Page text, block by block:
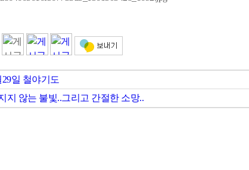
29일 철야기도
지 않는 불빛..그리고 간절한 소망..